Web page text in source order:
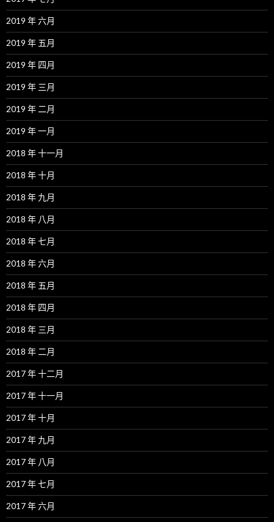
2019 年 六月
2019 年 五月
2019 年 四月
2019 年 三月
2019 年 二月
2019 年 一月
2018 年 十一月
2018 年 十月
2018 年 九月
2018 年 八月
2018 年 七月
2018 年 六月
2018 年 五月
2018 年 四月
2018 年 三月
2018 年 二月
2017 年 十二月
2017 年 十一月
2017 年 十月
2017 年 九月
2017 年 八月
2017 年 七月
2017 年 六月